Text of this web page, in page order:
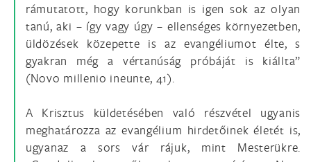
rámutatott, hogy korunkban is igen sok az olyan
tanú, aki – így vagy úgy – ellenséges környezetben,
üldözések közepette is az evangéliumot élte, s
gyakran még a vértanúság próbáját is kiállta”
(Novo millenio ineunte, 41).
A Krisztus küldetésében való részvétel ugyanis
meghatározza az evangélium hirdetőinek életét is,
ugyanaz a sors vár rájuk, mint Mesterükre.